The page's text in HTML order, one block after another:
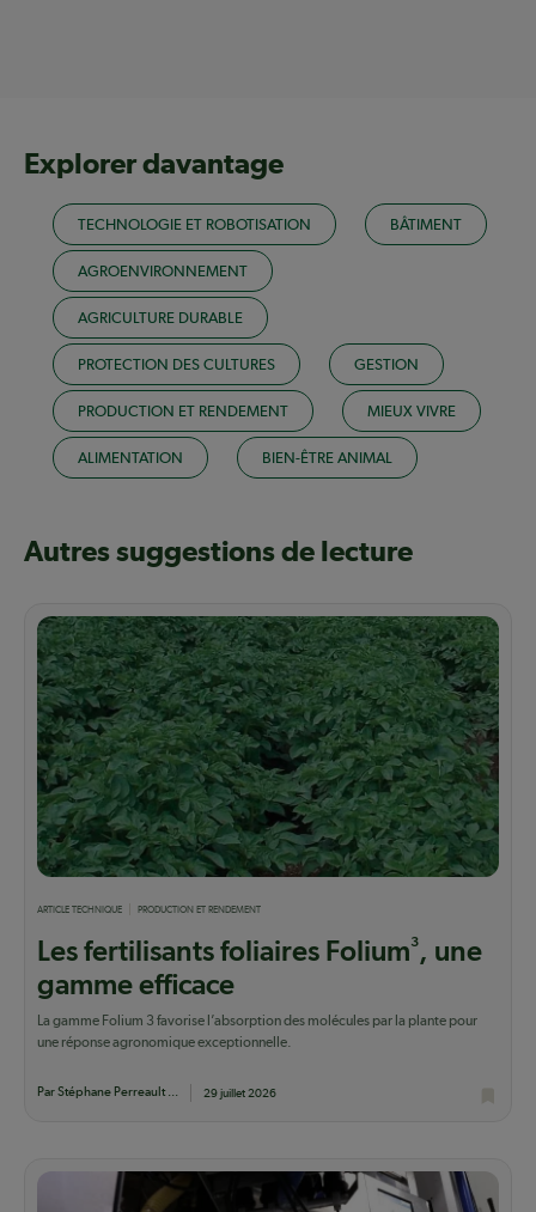
Explorer davantage
TECHNOLOGIE ET ROBOTISATION BÂTIMENT
AGROENVIRONNEMENT
AGRICULTURE DURABLE
PROTECTION DES CULTURES GESTION
PRODUCTION ET RENDEMENT MIEUX VIVRE
ALIMENTATION BIEN-ÊTRE ANIMAL
Autres suggestions de lecture
ARTICLE TECHNIQUE PRODUCTION ET RENDEMENT
Les fertilisants foliaires Folium3, une
gamme efficace
La gamme Folium 3 favorise l’absorption des molécules par la plante pour
une réponse agronomique exceptionnelle.
Par Stéphane Perreault ... 29 juillet 2026